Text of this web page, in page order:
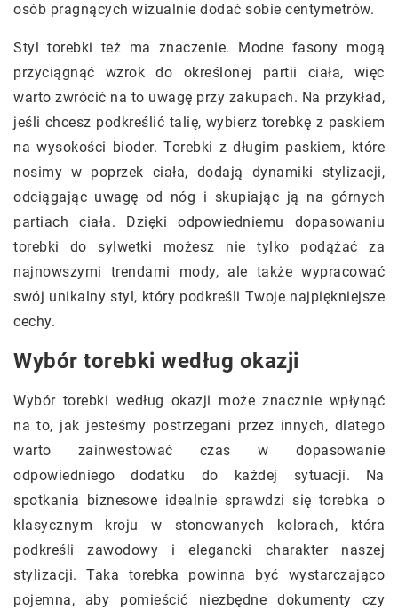
osób pragnących wizualnie dodać sobie centymetrów.
Styl torebki też ma znaczenie. Modne fasony mogą
przyciągnąć wzrok do określonej partii ciała, więc
warto zwrócić na to uwagę przy zakupach. Na przykład,
jeśli chcesz podkreślić talię, wybierz torebkę z paskiem
na wysokości bioder. Torebki z długim paskiem, które
nosimy w poprzek ciała, dodają dynamiki stylizacji,
odciągając uwagę od nóg i skupiając ją na górnych
partiach ciała. Dzięki odpowiedniemu dopasowaniu
torebki do sylwetki możesz nie tylko podążać za
najnowszymi trendami mody, ale także wypracować
swój unikalny styl, który podkreśli Twoje najpiękniejsze
cechy.
Wybór torebki według okazji
Wybór torebki według okazji może znacznie wpłynąć
na to, jak jesteśmy postrzegani przez innych, dlatego
warto zainwestować czas w dopasowanie
odpowiedniego dodatku do każdej sytuacji. Na
spotkania biznesowe idealnie sprawdzi się torebka o
klasycznym kroju w stonowanych kolorach, która
podkreśli zawodowy i elegancki charakter naszej
stylizacji. Taka torebka powinna być wystarczająco
pojemna, aby pomieścić niezbędne dokumenty czy